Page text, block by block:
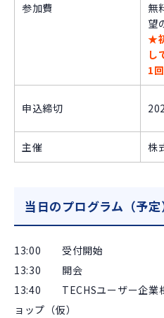
参加費
無
望
★
し
1
申込締切
主催 株
当日のプログラム（予定
13:00 受付開始
13:30 開会
13:40 TECHSユーザー企業
ョップ（仮）